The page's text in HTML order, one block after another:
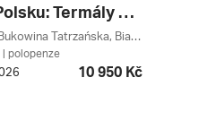
Relax V Polsku: Termály Pod Tatrami
Chochołów, Bukowina Tatrzańska, Białka Tatrzańska, Tatry, Malopolsko, Polsko
polopenze
10 950 Kč